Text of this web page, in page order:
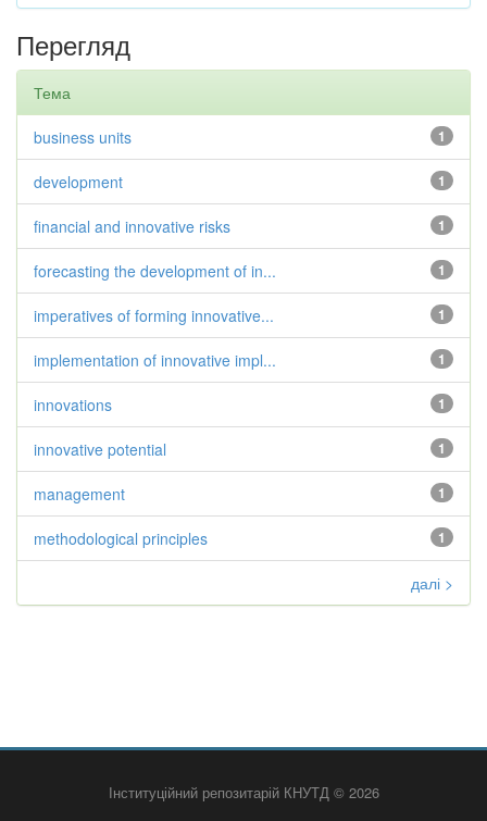
Перегляд
Тема
1
business units
1
development
1
financial and innovative risks
1
forecasting the development of in...
1
imperatives of forming innovative...
1
implementation of innovative impl...
1
innovations
1
innovative potential
1
management
1
methodological principles
далі >
Інституційний репозитарій КНУТД © 2026